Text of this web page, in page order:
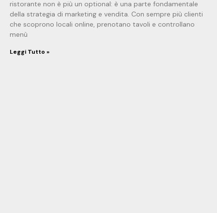
ristorante non è più un optional: è una parte fondamentale
della strategia di marketing e vendita. Con sempre più clienti
che scoprono locali online, prenotano tavoli e controllano
menù
Leggi Tutto »